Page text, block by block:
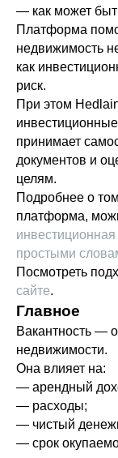
— как может
Платформа
недвижимость
как
риск.
При этом
принимает
документов и
целям.
Подробнее о
платформа,
простыми
Посмотреть
сайте.
Главное
Вакантность —
недвижимости.
Она влияет на:
— арендный
— расходы;
— чистый
— срок